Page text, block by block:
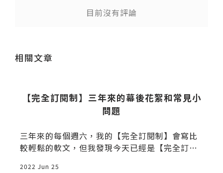
目前沒有評論
相關文章
【完全訂閱制】三年來的幕後花絮和常見小
問題
三年來的每個週六，我的【完全訂閱制】會寫比
較輕鬆的軟文，但我發現今天已經是【完全訂閱
2022 Jun 25